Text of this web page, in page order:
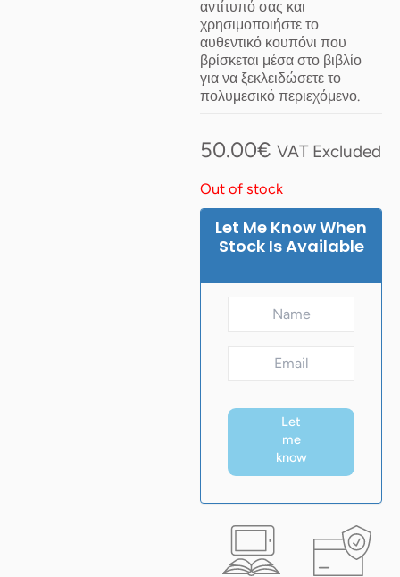
αντίτυπό σας και
χρησιμοποιήστε το
αυθεντικό κουπόνι που
βρίσκεται μέσα στο βιβλίο
για να ξεκλειδώσετε το
πολυμεσικό περιεχόμενο.
50.00€ VAT Excluded
Out of stock
Let Me Know When
Stock Is Available
Let
me
know